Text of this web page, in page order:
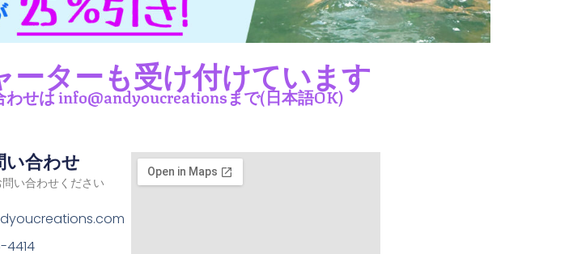
ターも受け付けています
わせは info@andyoucreationsまで(日本語OK)
い合わせ
問い合わせください